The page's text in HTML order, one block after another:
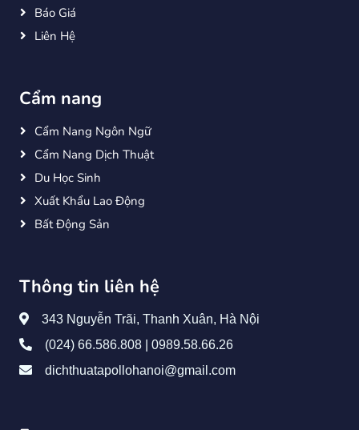
Báo Giá
Liên Hệ
Cẩm nang
Cẩm Nang Ngôn Ngữ
Cẩm Nang Dịch Thuật
Du Học Sinh
Xuất Khẩu Lao Động
Bất Động Sản
Thông tin liên hệ
343 Nguyễn Trãi, Thanh Xuân, Hà Nội
(024) 66.586.808 | 0989.58.66.26
dichthuatapollohanoi@gmail.com